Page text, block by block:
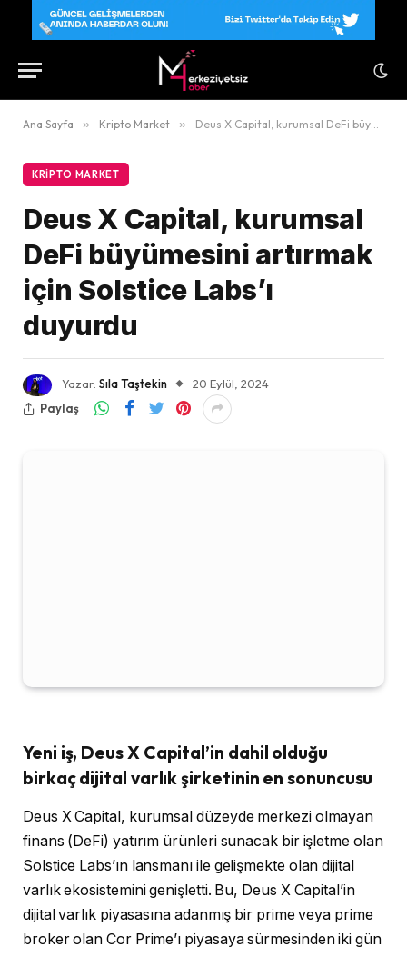
Ana Sayfa » Kripto Market » Deus X Capital, kurumsal DeFi büyümesini artırmak için Solstice Labs’ı duyurdu
KRIPTO MARKET
Deus X Capital, kurumsal
DeFi büyümesini artırmak
için Solstice Labs’ı
duyurdu
Yazar: Sıla Taştekin
20 Eylül, 2024
Paylaş
Yeni iş, Deus X Capital’in dahil olduğu
birkaç dijital varlık şirketinin en sonuncusu
Deus X Capital, kurumsal düzeyde merkezi olmayan
finans (DeFi) yatırım ürünleri sunacak bir işletme olan
Solstice Labs’ın lansmanı ile gelişmekte olan dijital
varlık ekosistemini genişletti. Bu, Deus X Capital’in
dijital varlık piyasasına adanmış bir prime veya prime
broker olan Cor Prime’ı piyasaya sürmesinden iki gün